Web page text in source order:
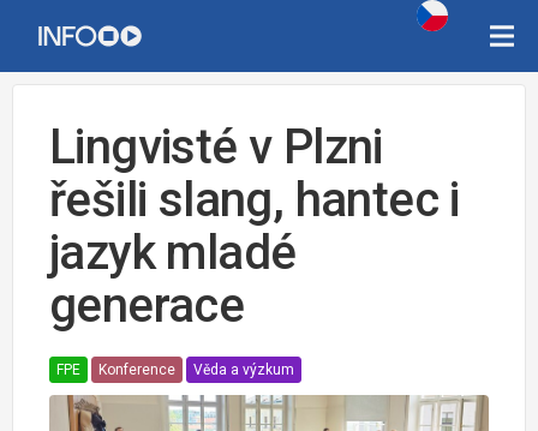
Lingvisté v Plzni
řešili slang, hantec i
jazyk mladé
generace
FPE Konference Věda a výzkum